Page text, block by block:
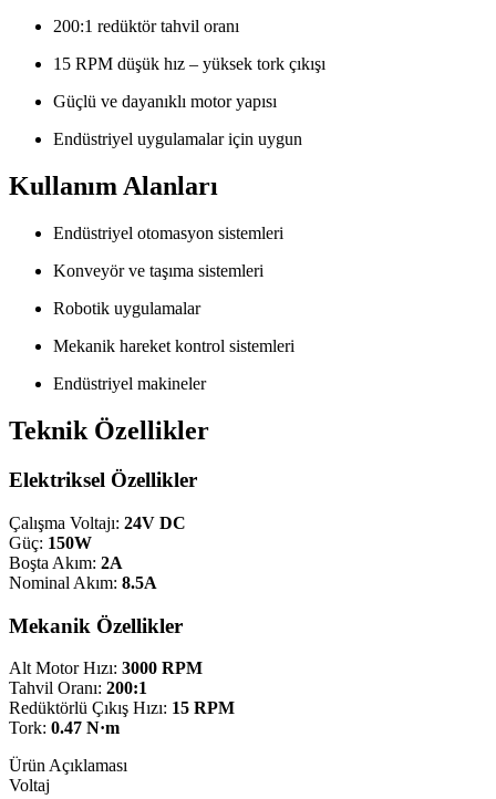
200:1 redüktör tahvil oranı
15 RPM düşük hız – yüksek tork çıkışı
Güçlü ve dayanıklı motor yapısı
Endüstriyel uygulamalar için uygun
Kullanım Alanları
Endüstriyel otomasyon sistemleri
Konveyör ve taşıma sistemleri
Robotik uygulamalar
Mekanik hareket kontrol sistemleri
Endüstriyel makineler
Teknik Özellikler
Elektriksel Özellikler
Çalışma Voltajı: 24V DC
Güç: 150W
Boşta Akım: 2A
Nominal Akım: 8.5A
Mekanik Özellikler
Alt Motor Hızı: 3000 RPM
Tahvil Oranı: 200:1
Redüktörlü Çıkış Hızı: 15 RPM
Tork: 0.47 N·m
Ürün Açıklaması
Voltaj